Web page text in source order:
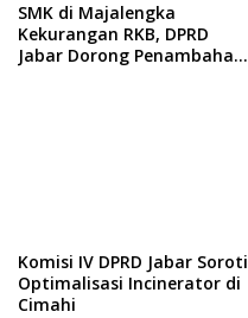
SMK di Majalengka
Kekurangan RKB, DPRD
Jabar Dorong Penambahan
Komisi IV DPRD Jabar Soroti
Optimalisasi Incinerator di
Cimahi